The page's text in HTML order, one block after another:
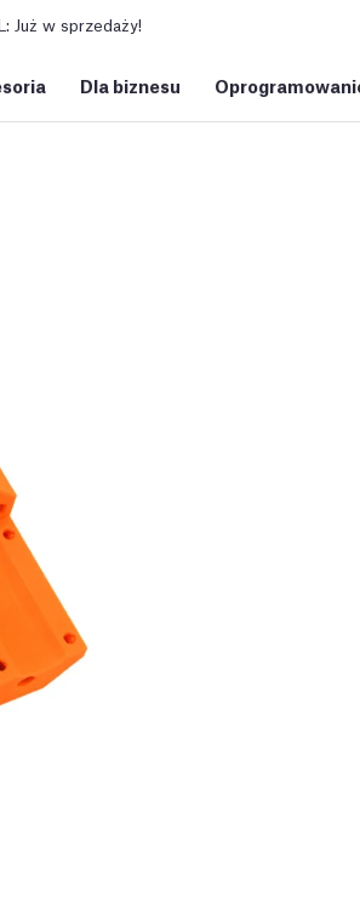
Już w sprzedaży!
Dla biznesu